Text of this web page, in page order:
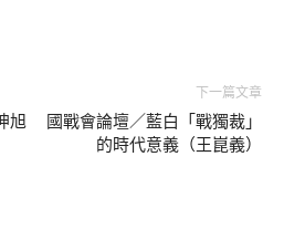
旭
下一篇文章
國戰會論壇／藍白「戰獨裁」
的時代意義（王崑義）